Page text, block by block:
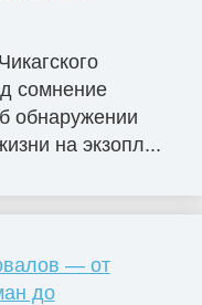
сомнение
обнаружении
на экзопл...
— от
до